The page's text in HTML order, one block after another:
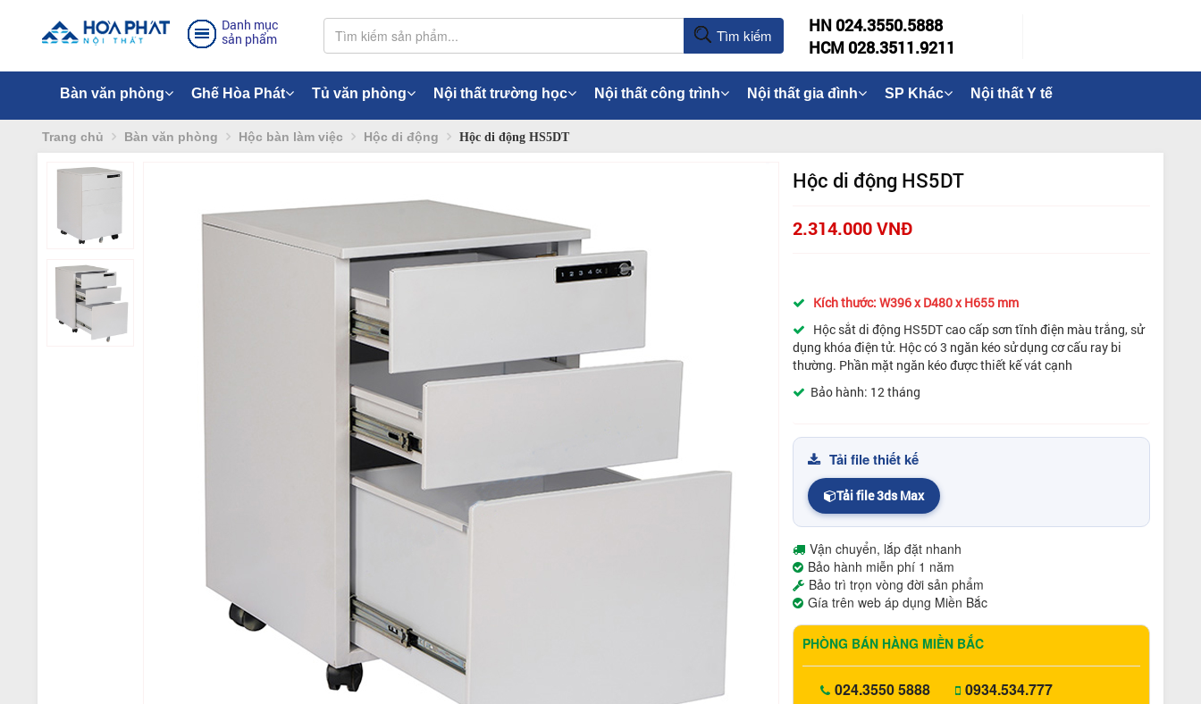
Danh mục
sản phẩm
Tìm kiếm
HN 024.3550.5888
HCM 028.3511.9211
Bàn văn phòng Ghế Hòa Phát Tủ văn phòng Nội thất trường học Nội thất công trình Nội thất gia đình SP Khác Nội thất Y tế
Trang chủ Bàn văn phòng Hộc bàn làm việc Hộc di động Hộc di động HS5DT
Hộc di động HS5DT
2.314.000 VNĐ
Kích thước: W396 x D480 x H655 mm
Hộc sắt di động HS5DT cao cấp sơn tĩnh điện màu trắng, sử
dụng khóa điện tử. Hộc có 3 ngăn kéo sử dụng cơ cấu ray bi
thường. Phần mặt ngăn kéo được thiết kế vát cạnh
Bảo hành: 12 tháng
Tải file thiết kế
Tải file 3ds Max
Vận chuyển, lắp đặt nhanh
Bảo hành miễn phí 1 năm
Bảo trì trọn vòng đời sản phẩm
Gía trên web áp dụng Miền Bắc
PHÒNG BÁN HÀNG MIỀN BẮC
024.3550 5888
0934.534.777